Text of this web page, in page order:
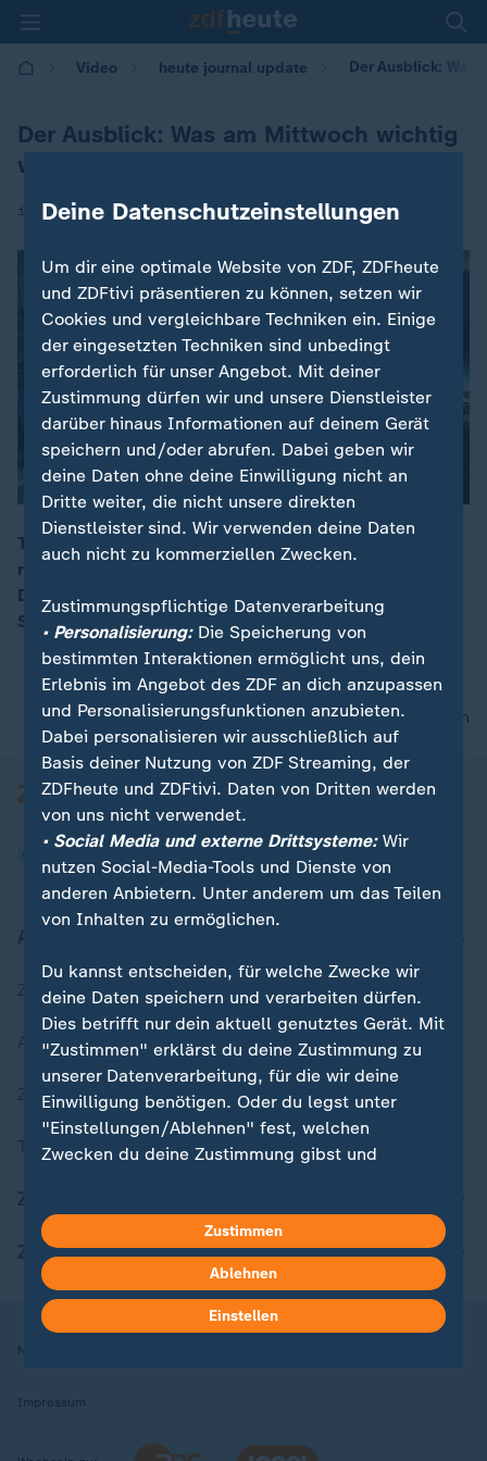
Video heute journal update Der Ausblick:
Der Ausblick: Was am Mittwoch wichtig
wird
15.04.2026 | 00:00
Themen: Der Lufthansa-Streik geht weiter - Klingbeil
reist zum Treffen des Internationalen Währungsfonds -
Das BverfG urteilt zum Verbot von Leiharbeit in
Schlachthöfen
nach oben
Zuletzt veröffentlicht
Aktuelle Sendungs-Videos
ZDFheute Stories
Themen im Überblick
ZDFheute Apps
Nutzungsbedingungen
Impressum
Deine Datenschutzeinstellungen
Um dir eine optimale Website von ZDF, ZDFheute
und ZDFtivi präsentieren zu können, setzen wir
Cookies und vergleichbare Techniken ein. Einige
der eingesetzten Techniken sind unbedingt
erforderlich für unser Angebot. Mit deiner
Zustimmung dürfen wir und unsere Dienstleister
darüber hinaus Informationen auf deinem Gerät
speichern und/oder abrufen. Dabei geben wir
deine Daten ohne deine Einwilligung nicht an
Dritte weiter, die nicht unsere direkten
Dienstleister sind. Wir verwenden deine Daten
auch nicht zu kommerziellen Zwecken.
Zustimmungspflichtige Datenverarbeitung
• Personalisierung:Die Speicherung von
bestimmten Interaktionen ermöglicht uns, dein
Erlebnis im Angebot des ZDF an dich anzupassen
und Personalisierungsfunktionen anzubieten.
Dabei personalisieren wir ausschließlich auf
Basis deiner Nutzung von ZDF Streaming, der
ZDFheute und ZDFtivi. Daten von Dritten werden
von uns nicht verwendet.
• Social Media und externe Drittsysteme:Wir
nutzen Social-Media-Tools und Dienste von
anderen Anbietern. Unter anderem um das Teilen
von Inhalten zu ermöglichen.
Du kannst entscheiden, für welche Zwecke wir
deine Daten speichern und verarbeiten dürfen.
Dies betrifft nur dein aktuell genutztes Gerät. Mit
"Zustimmen" erklärst du deine Zustimmung zu
unserer Datenverarbeitung, für die wir deine
Einwilligung benötigen. Oder du legst unter
"Einstellungen/Ablehnen" fest, welchen
Zwecken du deine Zustimmung gibst und
in deinen Einstellungen widerrufen oder ändern.
Hier findest du das Impressum.
Weitere Informationen findest du in unserer
Datenschutzerklärung.
Zustimmen
Ablehnen
Einstellen